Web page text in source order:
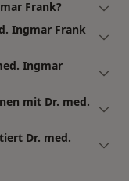
Frank?
Ingmar Frank
Ingmar
mit Dr. med.
Dr. med.